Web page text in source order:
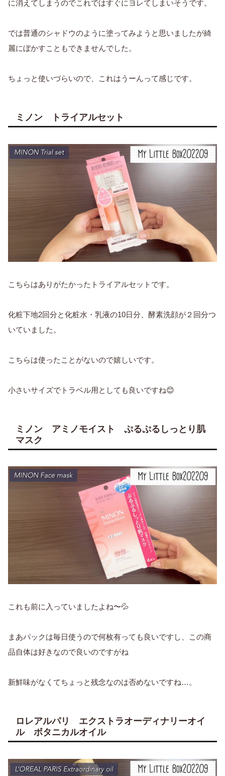
に消えてしまうのでこれではすぐにヨレてしまいそうです。
では普通のシャドウのように塗ってみようと思いましたが綺
麗にぼかすこともできませんでした。
ちょっと使いづらいので、これはうーんって感じです。
ミノン トライアルセット
こちらはありがたかったトライアルセットです。
化粧下地2回分と化粧水・乳液の10日分、酵素洗顔が２回分つ
いていました。
こちらは使ったことがないので嬉しいです。
小さいサイズでトラベル用としても良いですね😊
ミノン アミノモイスト ぷるぷるしっとり肌
マスク
これも前に入っていましたよね〜💦
まあパックは毎日使うので何枚有っても良いですし、この商
品自体は好きなので良いのですがね
新鮮味がなくてちょっと残念なのは否めないですね…。
ロレアルパリ エクストラオーディナリーオイ
ル ボタニカルオイル